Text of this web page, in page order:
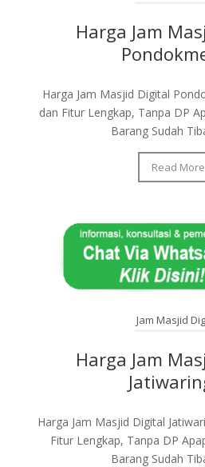
Harga Jam
Harga Jam Masjid Digital
dan Fitur Lengkap, Tanpa DP
Barang Sudah
Read More
Jam Masjid
Harga Jam
Harga Jam Masjid Digital
Fitur Lengkap, Tanpa DP
Barang Sudah